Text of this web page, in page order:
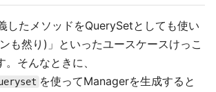
したメソッドをQuerySetとしても使い
も然り)」といったユースケースけっこ
そんなときに、
を使ってManagerを生成すると